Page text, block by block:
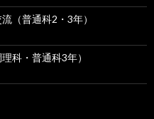
（普通科2・3年）
科・普通科3年）